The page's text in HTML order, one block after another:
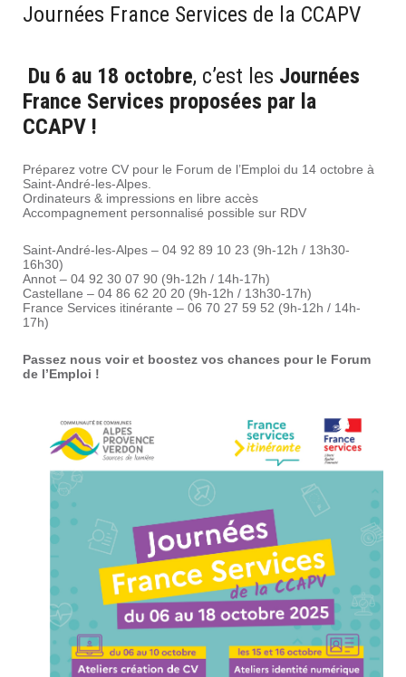
Journées France Services de la CCAPV
Du 6 au 18 octobre, c’est les Journées
France Services proposées par la
CCAPV !
Préparez votre CV pour le Forum de l’Emploi du 14 octobre à
Saint-André-les-Alpes.
Ordinateurs & impressions en libre accès
Accompagnement personnalisé possible sur RDV
Saint-André-les-Alpes – 04 92 89 10 23 (9h-12h / 13h30-
16h30)
Annot – 04 92 30 07 90 (9h-12h / 14h-17h)
Castellane – 04 86 62 20 20 (9h-12h / 13h30-17h)
France Services itinérante – 06 70 27 59 52 (9h-12h / 14h-
17h)
Passez nous voir et boostez vos chances pour le Forum
de l’Emploi !